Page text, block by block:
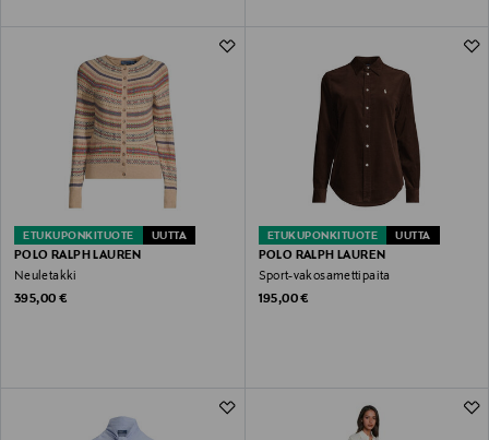
ETUKUPONKITUOTE UUTTA
POLO RALPH LAUREN
Neuletakki
Original Price
395,00 €
ETUKUPONKITUOTE UUTTA
POLO RALPH LAUREN
Sport-vakosamettipaita
Original Price
195,00 €